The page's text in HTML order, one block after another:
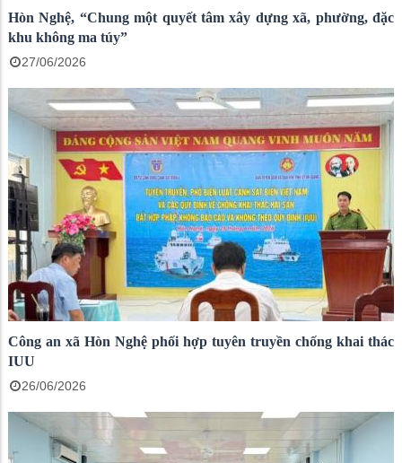
Hòn Nghệ, “Chung một quyết tâm xây dựng xã, phường, đặc
khu không ma túy”
27/06/2026
Công an xã Hòn Nghệ phối hợp tuyên truyền chống khai thác
IUU
26/06/2026